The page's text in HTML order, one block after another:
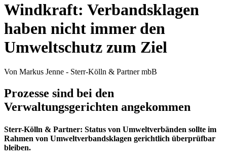
Windkraft: Verbandsklagen
haben nicht immer den
Umweltschutz zum Ziel
Von Markus Jenne - Sterr-Kölln & Partner mbB
Prozesse sind bei den
Verwaltungsgerichten angekommen
Sterr-Kölln & Partner: Status von Umweltverbänden sollte im
Rahmen von Umweltverbandsklagen gerichtlich überprüfbar
bleiben.